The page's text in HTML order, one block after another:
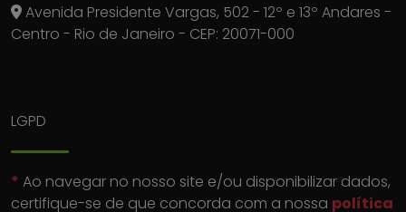
Avenida Presidente Vargas, 502 - 12º e 13º Andares -
Centro - Rio de Janeiro - CEP: 20071-000
LGPD
* Ao navegar no nosso site e/ou disponibilizar dados,
certifique-se de que concorda com a nossa política